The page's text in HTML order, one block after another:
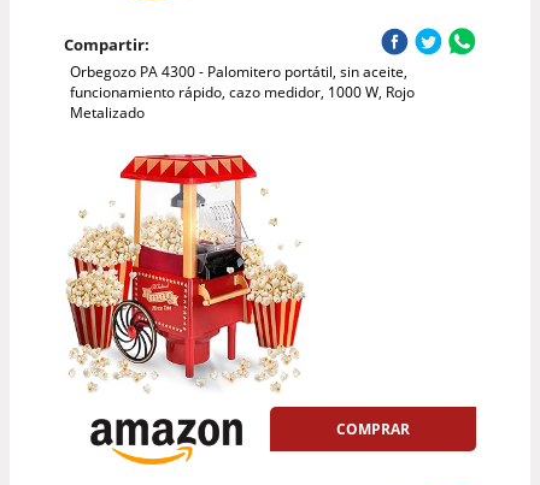
Compartir:
Orbegozo PA 4300 - Palomitero portátil, sin aceite,
funcionamiento rápido, cazo medidor, 1000 W, Rojo
Metalizado
COMPRAR